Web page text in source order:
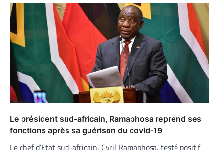
Le président sud-africain, Ramaphosa reprend ses
fonctions après sa guérison du covid-19
Le chef d’Etat sud-africain, Cyril Ramaphosa, testé positif